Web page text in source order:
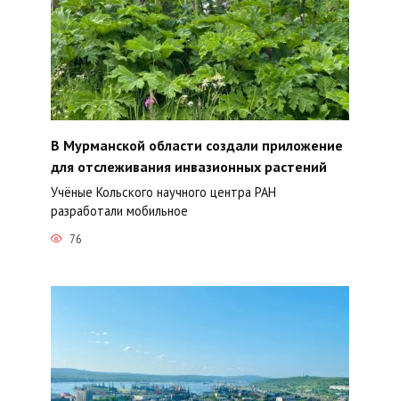
В Мурманской области создали приложение
для отслеживания инвазионных растений
Учёные Кольского научного центра РАН
разработали мобильное
76